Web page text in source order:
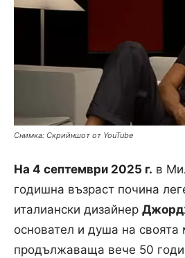
Снимка: Скрийншот от YouTube
На 4 септември 2025 г. в
годишна възраст почина
италиански дизайнер
основател и душа на
продължаваща вече 50